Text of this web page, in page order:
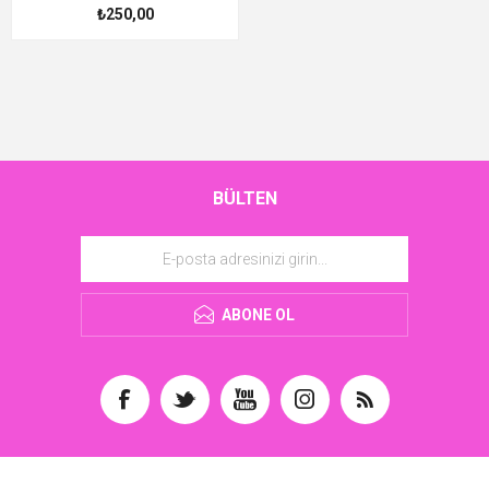
₺250,00
BÜLTEN
ABONE OL